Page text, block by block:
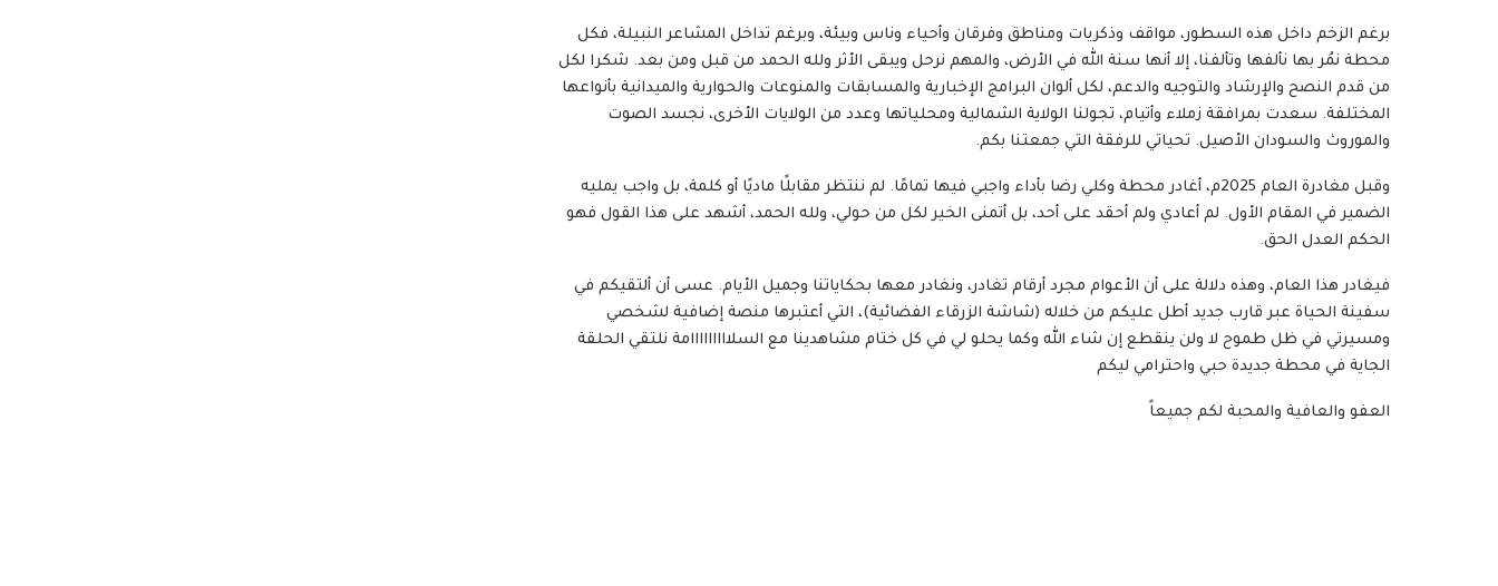
برغم الزخم داخل هذه السطور، مواقف وذكريات ومناطق وفرقان وأحياء وناس وبيئة، وبرغم تداخل المشاعر النبيلة، فكل
محطة نمُر بها نألفها وتألفنا، إلا أنها سنة الله في الأرض، والمهم نرحل ويبقى الأثر ولله الحمد من قبل ومن بعد. شكرا لكل
من قدم النصح والإرشاد والتوجيه والدعم، لكل ألوان البرامج الإخبارية والمسابقات والمنوعات والحوارية والميدانية بأنواعها
المختلفة. سعدت بمرافقة زملاء وأتيام، تجولنا الولاية الشمالية ومحلياتها وعدد من الولايات الأخرى، نجسد الصوت
والموروث والسودان الأصيل. تحياتي للرفقة التي جمعتنا بكم.
وقبل مغادرة العام 2025م، أغادر محطة وكلي رضا بأداء واجبي فيها تمامًا. لم ننتظر مقابلًا ماديًا أو كلمة، بل واجب يمليه
الضمير في المقام الأول. لم أعادي ولم أحقد على أحد، بل أتمنى الخير لكل من حولي، ولله الحمد، أشهد على هذا القول فهو
الحكم العدل الحق.
فيغادر هذا العام، وهذه دلالة على أن الأعوام مجرد أرقام تغادر، ونغادر معها بحكاياتنا وجميل الأيام. عسى أن ألتقيكم في
سفينة الحياة عبر قارب جديد أطل عليكم من خلاله (شاشة الزرقاء الفضائية)، التي أعتبرها منصة إضافية لشخصي
ومسيرتي في ظل طموح لا ولن ينقطع إن شاء الله وكما يحلو لي في كل ختام مشاهدينا مع السلااااااااامة نلتقي الحلقة
الجاية في محطة جديدة حبي واحترامي ليكم
العفو والعافية والمحبة لكم جميعاً